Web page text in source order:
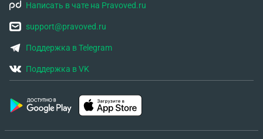
Написать в чате на Pravoved.ru
support@pravoved.ru
Поддержка в Telegram
Поддержка в VK